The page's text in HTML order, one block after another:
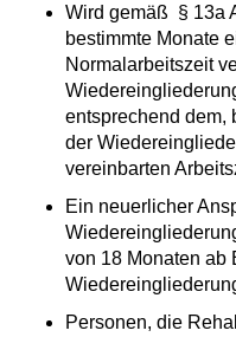
Wird gemäß § 13a
bestimmte Monate
Normalarbeitszeit
entsprechend dem,
der
vereinbarten
Ein neuerlicher
von 18 Monaten ab
Personen, die